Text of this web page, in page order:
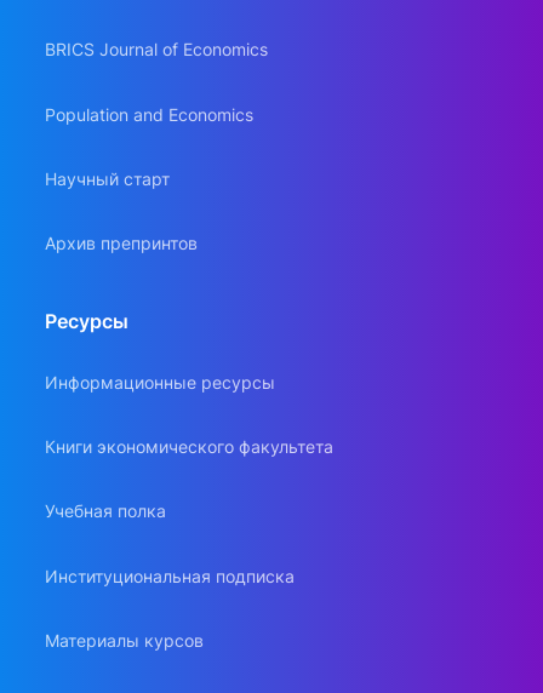
BRICS Journal of Economics
Population and Economics
Научный старт
Архив препринтов
Ресурсы
Информационные ресурсы
Книги экономического факультета
Учебная полка
Институциональная подписка
Материалы курсов